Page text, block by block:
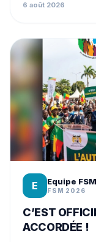
6 août 2026
E Equipe FSM
FSM 2026
C’EST
ACCORDÉE !